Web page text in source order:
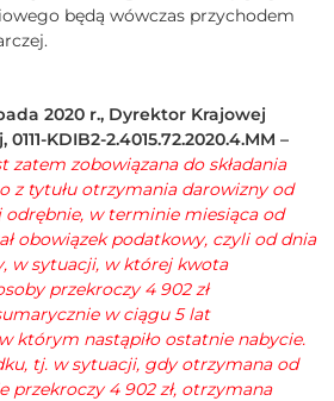
będą wówczas przychodem
2020 r., Dyrektor Krajowej
KDIB2-2.4015.72.2020.4.MM –
zatem zobowiązana do składania
z tytułu otrzymania darowizny od
odrębnie, w terminie miesiąca od
obowiązek podatkowy, czyli od dnia
w sytuacji, w której kwota
przekroczy 4 902 zł
w ciągu 5 lat
którym nastąpiło ostatnie nabycie.
tj. w sytuacji, gdy otrzymana od
przekroczy 4 902 zł, otrzymana